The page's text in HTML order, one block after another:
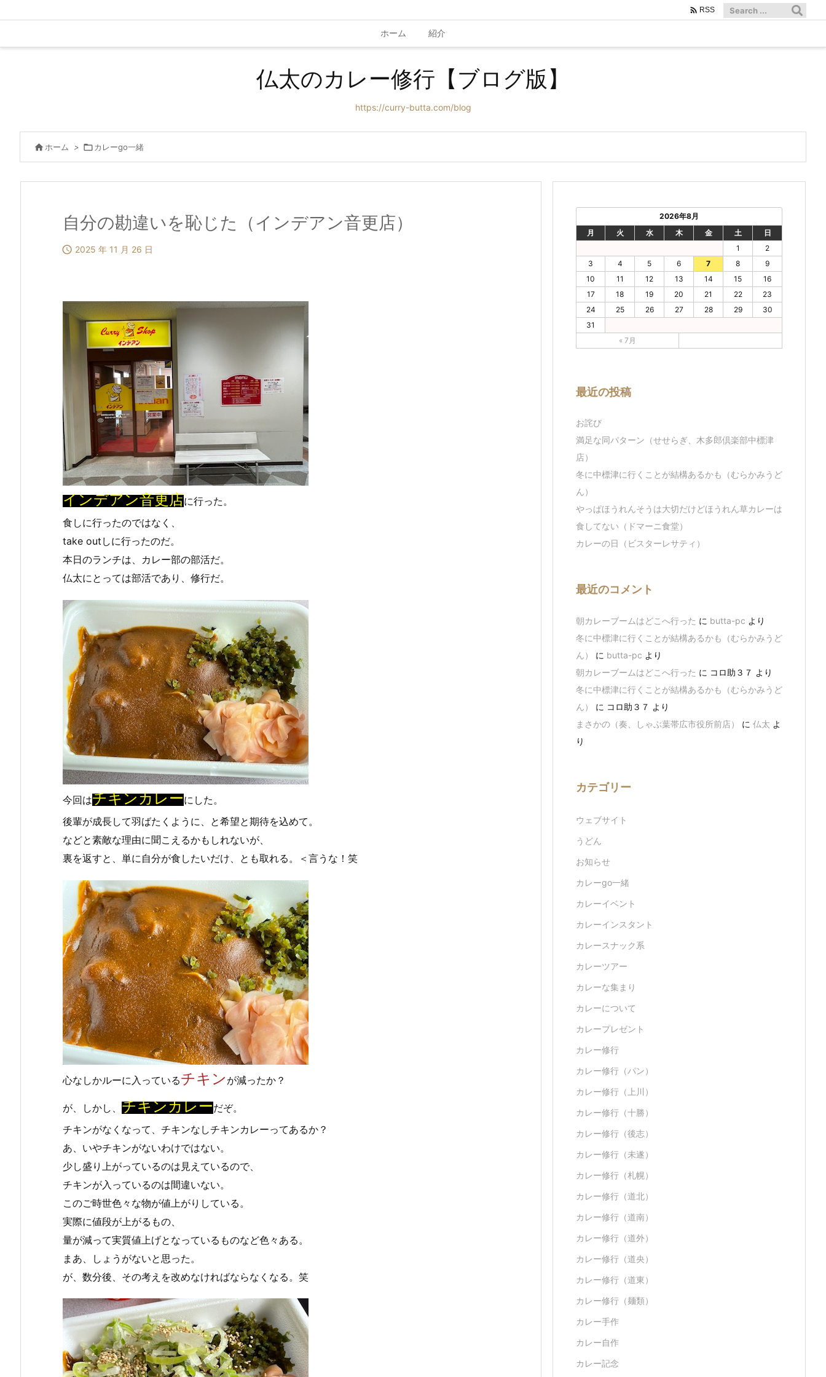
ホーム 紹介
 RSS
仏太のカレー修行【ブログ版】
https://curry-butta.com/blog
 ホーム >  カレーgo一緒
自分の勘違いを恥じた（インデアン音更店）
 2025 年 11 月 26 日
インデアン音更店に行った。
食しに行ったのではなく、
take outしに行ったのだ。
本日のランチは、カレー部の部活だ。
仏太にとっては部活であり、修行だ。
今回はチキンカレーにした。
後輩が成長して羽ばたくように、と希望と期待を込めて。
などと素敵な理由に聞こえるかもしれないが、
裏を返すと、単に自分が食したいだけ、とも取れる。＜言うな！笑
心なしかルーに入っているチキン が減ったか？
が、しかし、 チキンカレーだぞ。
チキンがなくなって、チキンなしチキンカレーってあるか？
あ、いやチキンがないわけではない。
少し盛り上がっているのは見えているので、
チキンが入っているのは間違いない。
このご時世色々な物が値上がりしている。
実際に値段が上がるもの、
量が減って実質値上げとなっているものなど色々ある。
まあ、しょうがないと思った。
が、数分後、その考えを改めなければならなくなる。笑
2026年8月
月
火 水 木 金 土
日
1
2
3
4 5 6 7 8
9
10
11 12 13 14 15
16
17
18 19 20 21 22
23
24
25 26 27 28 29
30
31
« 7月
最近の投稿
お詫び
満足な同パターン（せせらぎ、木多郎倶楽部中標津
店）
冬に中標津に行くことが結構あるかも（むらかみうど
ん）
やっぱほうれんそうは大切だけどほうれん草カレーは
食してない（ドマーニ食堂）
カレーの日（ビスターレサティ）
最近のコメント
朝カレーブームはどこへ行った に butta-pc より
冬に中標津に行くことが結構あるかも（むらかみうど
ん）
に butta-pc より
朝カレーブームはどこへ行った に コロ助３７ より
冬に中標津に行くことが結構あるかも（むらかみうど
ん）
に コロ助３７ より
まさかの（奏、しゃぶ葉帯広市役所前店）
に 仏太 よ
り
カテゴリー
ウェブサイト
うどん
お知らせ
カレーgo一緒
カレーイベント
カレーインスタント
カレースナック系
カレーツアー
カレーな集まり
カレーについて
カレープレゼント
カレー修行
カレー修行（パン）
カレー修行（上川）
カレー修行（十勝）
カレー修行（後志）
カレー修行（未遂）
カレー修行（札幌）
カレー修行（道北）
カレー修行（道南）
カレー修行（道外）
カレー修行（道央）
カレー修行（道東）
カレー修行（麺類）
カレー手作
カレー自作
カレー記念